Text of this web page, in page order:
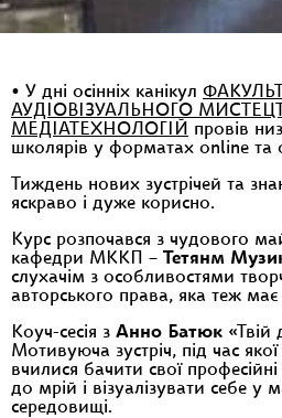
• У дні осінніх канікул
АУДІОВІЗУАЛЬНОГО
МЕДІАТЕХНОЛОГІЙ провів
школярів у форматах online та
Тиждень нових зустрічей та
яскраво і дуже корисно.
Курс розпочався з чудового
кафедри МККП –
Тетянм
слухачім з особливостями
авторського права, яка теж має
Коуч-сесія з Анно Батюк «Твій
Мотивуюча зустріч, під час
вчилися бачити свої
до мрій і візуалізувати себе
середовищі.